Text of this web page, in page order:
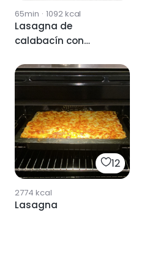
65min · 1092kcal
Lasagna de
calabacín con
12
2774 kcal
Lasagna